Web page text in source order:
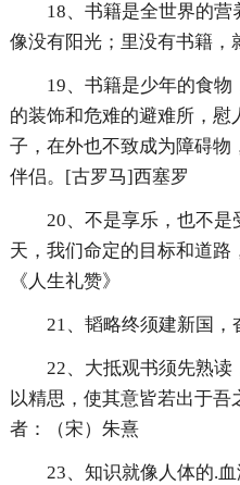
18、书籍是全世界的
像没有阳光；里没有书籍，
19、书籍是少年的食
的装饰和危难的避难所，慰
子，在外也不致成为障碍物
伴侣。[古罗马]西塞罗
20、不是享乐，也不是
天，我们命定的目标和道
《人生礼赞》
21、韬略终须建新国
22、大抵观书须先熟
以精思，使其意皆若出于
者：（宋）朱熹
23、知识就像人体的.